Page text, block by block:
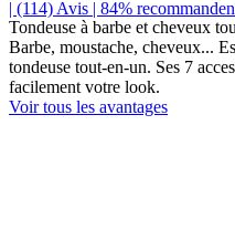
| (114)Avis | 84%
Tondeuse à barbe et cheveux
Barbe, moustache, cheveux...
tondeuse tout-en-un. Ses 7
facilement votre look.
Voir tous les avantages